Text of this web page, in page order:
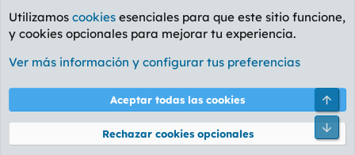
Etiquetas
Cookies
PL OLDSTYLE AMARILLO
Términos y reglas Política de privacidad Ayuda
Community platform by XenForo® © 2010-2026 XenForo Ltd.
Utilizamos cookies esenciales para que este sitio funcione,
y cookies opcionales para mejorar tu experiencia.
Ver más información y configurar tus preferencias
Aceptar todas las cookies
Rechazar cookies opcionales
Pie